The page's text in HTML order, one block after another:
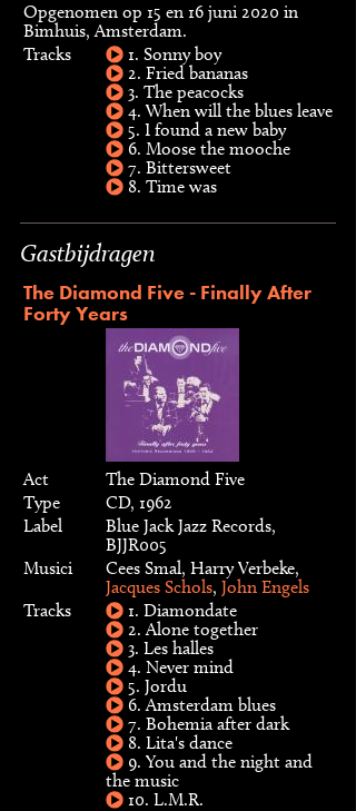
Opgenomen op 15 en 16 juni 2020 in
Bimhuis, Amsterdam.
Tracks
1. Sonny boy
2. Fried bananas
3. The peacocks
4. When will the blues leave
5. I found a new baby
6. Moose the mooche
7. Bittersweet
8. Time was
Gastbijdragen
The Diamond Five - Finally After
Forty Years
Act
The Diamond Five
Type
CD, 1962
Label
Blue Jack Jazz Records,
BJJR005
Musici
Cees Smal, Harry Verbeke,
Jacques Schols, John Engels
Tracks
1. Diamondate
2. Alone together
3. Les halles
4. Never mind
5. Jordu
6. Amsterdam blues
7. Bohemia after dark
8. Lita's dance
9. You and the night and
the music
10. L.M.R.